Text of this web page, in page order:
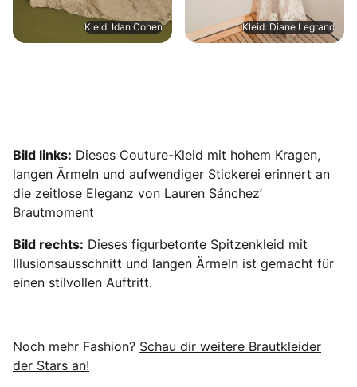
Kleid: Idan Cohen Kleid: Diane Legrand
Bild links: Dieses Couture-Kleid mit hohem Kragen,
langen Ärmeln und aufwendiger Stickerei erinnert an
die zeitlose Eleganz von Lauren Sánchez’
Brautmoment
Bild rechts: Dieses figurbetonte Spitzenkleid mit
Illusionsausschnitt und langen Ärmeln ist gemacht für
einen stilvollen Auftritt.
Noch mehr Fashion? Schau dir weitere Brautkleider
der Stars an!